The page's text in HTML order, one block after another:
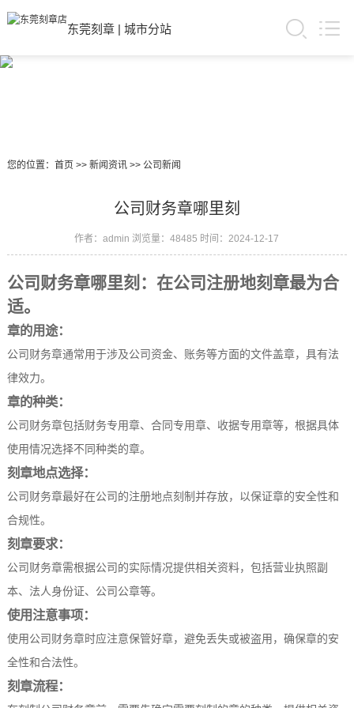
东莞刻章| 城市分站
您的位置： 首页 >> 新闻资讯>> 公司新闻
公司财务章哪里刻
作者：admin 浏览量：48485 时间：2024-12-17
公司财务章哪里刻：在公司注册地刻章最为合
适。
章的用途：
公司财务章通常用于涉及公司资金、账务等方面的文件盖章，具有法
律效力。
章的种类：
公司财务章包括财务专用章、合同专用章、收据专用章等，根据具体
使用情况选择不同种类的章。
刻章地点选择：
公司财务章最好在公司的注册地点刻制并存放，以保证章的安全性和
合规性。
刻章要求：
公司财务章需根据公司的实际情况提供相关资料，包括营业执照副
本、法人身份证、公司公章等。
使用注意事项：
使用公司财务章时应注意保管好章，避免丢失或被盗用，确保章的安
全性和合法性。
刻章流程：